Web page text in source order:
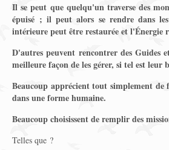
Il se peut que quelqu'un traverse des
épuisé ; il peut alors se rendre dans
intérieure peut être restaurée et l'Énergie
D'autres peuvent rencontrer des Guides
meilleure façon de les gérer, si tel est leur
Beaucoup apprécient tout simplement
dans une forme humaine.
Beaucoup choisissent de remplir des
Telles que ?